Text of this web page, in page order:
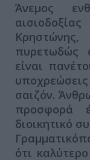
Άνεμος
πυρετωδώς
είναι
σαιζόν.
προσφορά
διοικητικό
ότι